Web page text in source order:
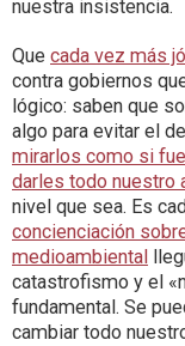
nuestra insistencia.
Que cada vez más
contra gobiernos
lógico: saben que
algo para evitar el
mirarlos como si
darles todo nuestro
nivel que sea. Es
concienciación
medioambiental
catastrofismo y el
fundamental. Se
cambiar todo